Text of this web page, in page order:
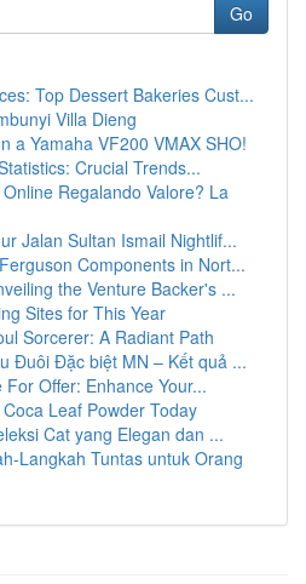
Go
Top Dessert Bakeries Cust...
Villa Dieng
a Yamaha VF200 VMAX SHO!
Crucial Trends...
Regalando Valore? La
Jalan Sultan Ismail Nightlif...
Components in Nort...
the Venture Backer's ...
Sites for This Year
Sorcerer: A Radiant Path
Đuôi Đặc biệt MN – Kết quả ...
Offer: Enhance Your...
Leaf Powder Today
Cat yang Elegan dan ...
Langkah Tuntas untuk Orang